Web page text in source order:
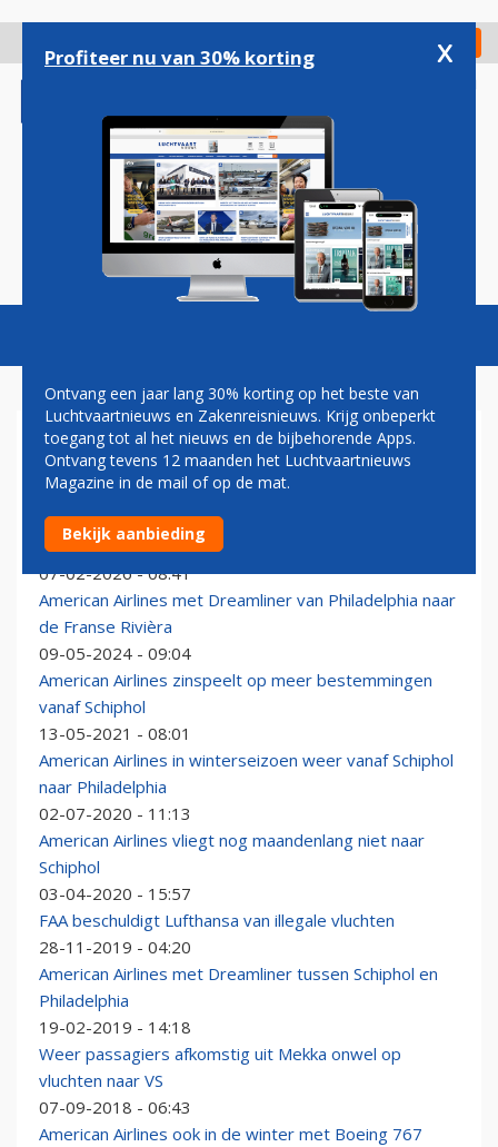
gaan
Check in
Magazine Podcasts Vacatures
PHILADELPHIA
Porto tweede Europese bestemming van American
Airlines met Airbus A321XLR
07-02-2026 - 08:41
American Airlines met Dreamliner van Philadelphia naar
de Franse Rivièra
09-05-2024 - 09:04
American Airlines zinspeelt op meer bestemmingen
vanaf Schiphol
13-05-2021 - 08:01
American Airlines in winterseizoen weer vanaf Schiphol
naar Philadelphia
02-07-2020 - 11:13
American Airlines vliegt nog maandenlang niet naar
Schiphol
03-04-2020 - 15:57
FAA beschuldigt Lufthansa van illegale vluchten
28-11-2019 - 04:20
American Airlines met Dreamliner tussen Schiphol en
Philadelphia
19-02-2019 - 14:18
Weer passagiers afkomstig uit Mekka onwel op
vluchten naar VS
07-09-2018 - 06:43
American Airlines ook in de winter met Boeing 767
Profiteer nu van 30% korting x
Ontvang een jaar lang 30% korting op het beste van
Luchtvaartnieuws en Zakenreisnieuws. Krijg onbeperkt
toegang tot al het nieuws en de bijbehorende Apps.
Ontvang tevens 12 maanden het Luchtvaartnieuws
Magazine in de mail of op de mat.
Bekijk aanbieding